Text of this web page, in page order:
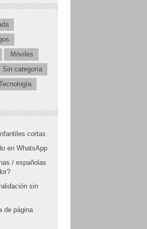
Móviles
Sin categoría
cortas
en WhatsApp
/ españolas
sin
de página